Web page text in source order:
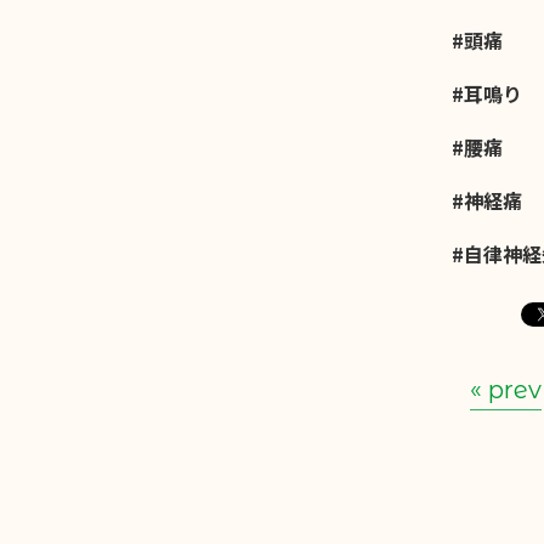
#頭痛
#耳鳴り
#腰痛
#神経痛
#自律神
« prev